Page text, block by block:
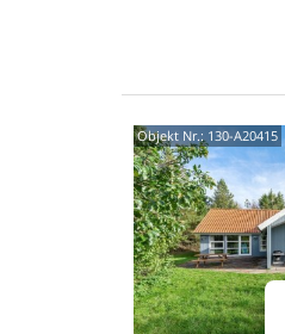
Objekt Nr.: 130-A20415